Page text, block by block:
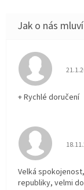
+ Rychlé doručení
Velká
republiky, velmi